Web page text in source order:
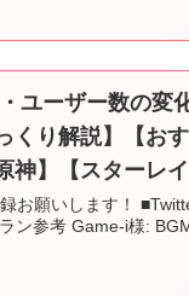
ユーザー数の変
くり解説】【お
】【スターレイ
お願いします！
ン参考 Game-i様: